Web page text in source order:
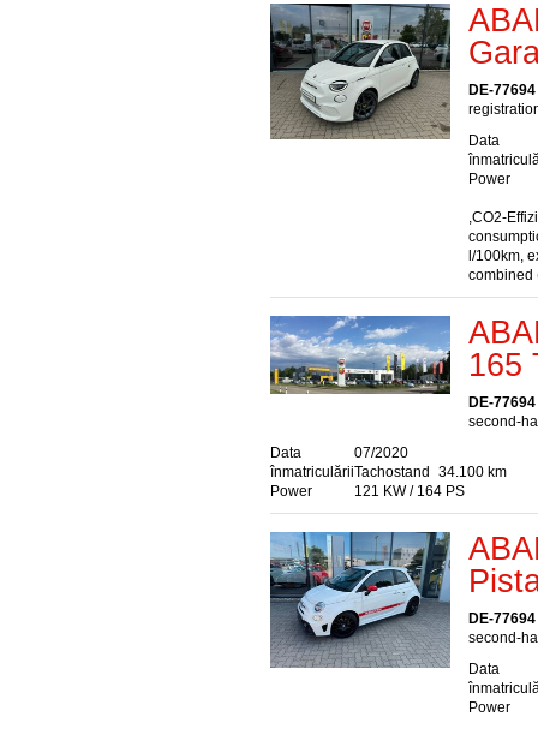
DE-
Data
Power
,CO2-
l/100km,
combined
165
DE-
second-
Data
înmatriculării
07/2020
Tachostand
34.100 km
Power
121 KW / 164 PS
DE-
second-
Data
Power